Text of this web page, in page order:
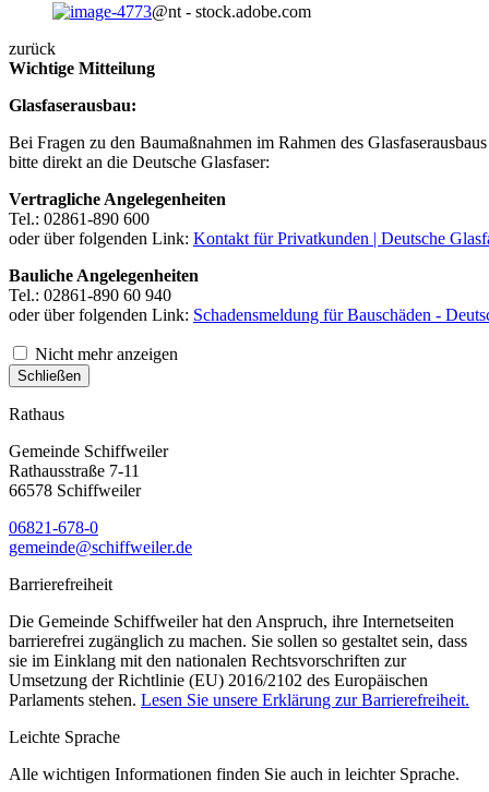
@nt - stock.adobe.com
zurück
Wichtige Mitteilung
Glasfaserausbau:
Bei Fragen zu den Baumaßnahmen im Rahmen des
bitte direkt an die Deutsche Glasfaser:
Vertragliche Angelegenheiten
Tel.: 02861-890 600
oder über folgenden Link: Kontakt für Privatkunden | Deutsche
Bauliche Angelegenheiten
Tel.: 02861-890 60 940
oder über folgenden Link: Schadensmeldung für Bauschäden -
Nicht mehr anzeigen
Schließen
Rathaus
Gemeinde Schiffweiler
Rathausstraße 7-11
66578 Schiffweiler
06821-678-0
gemeinde@schiffweiler.de
Barrierefreiheit
Die Gemeinde Schiffweiler hat den Anspruch, ihre Internetseiten
barrierefrei zugänglich zu machen. Sie sollen so gestaltet sein, dass
sie im Einklang mit den nationalen Rechtsvorschriften zur
Umsetzung der Richtlinie (EU) 2016/2102 des Europäischen
Parlaments stehen. Lesen Sie unsere Erklärung zur Barrierefreiheit.
Leichte Sprache
Alle wichtigen Informationen finden Sie auch in leichter Sprache.